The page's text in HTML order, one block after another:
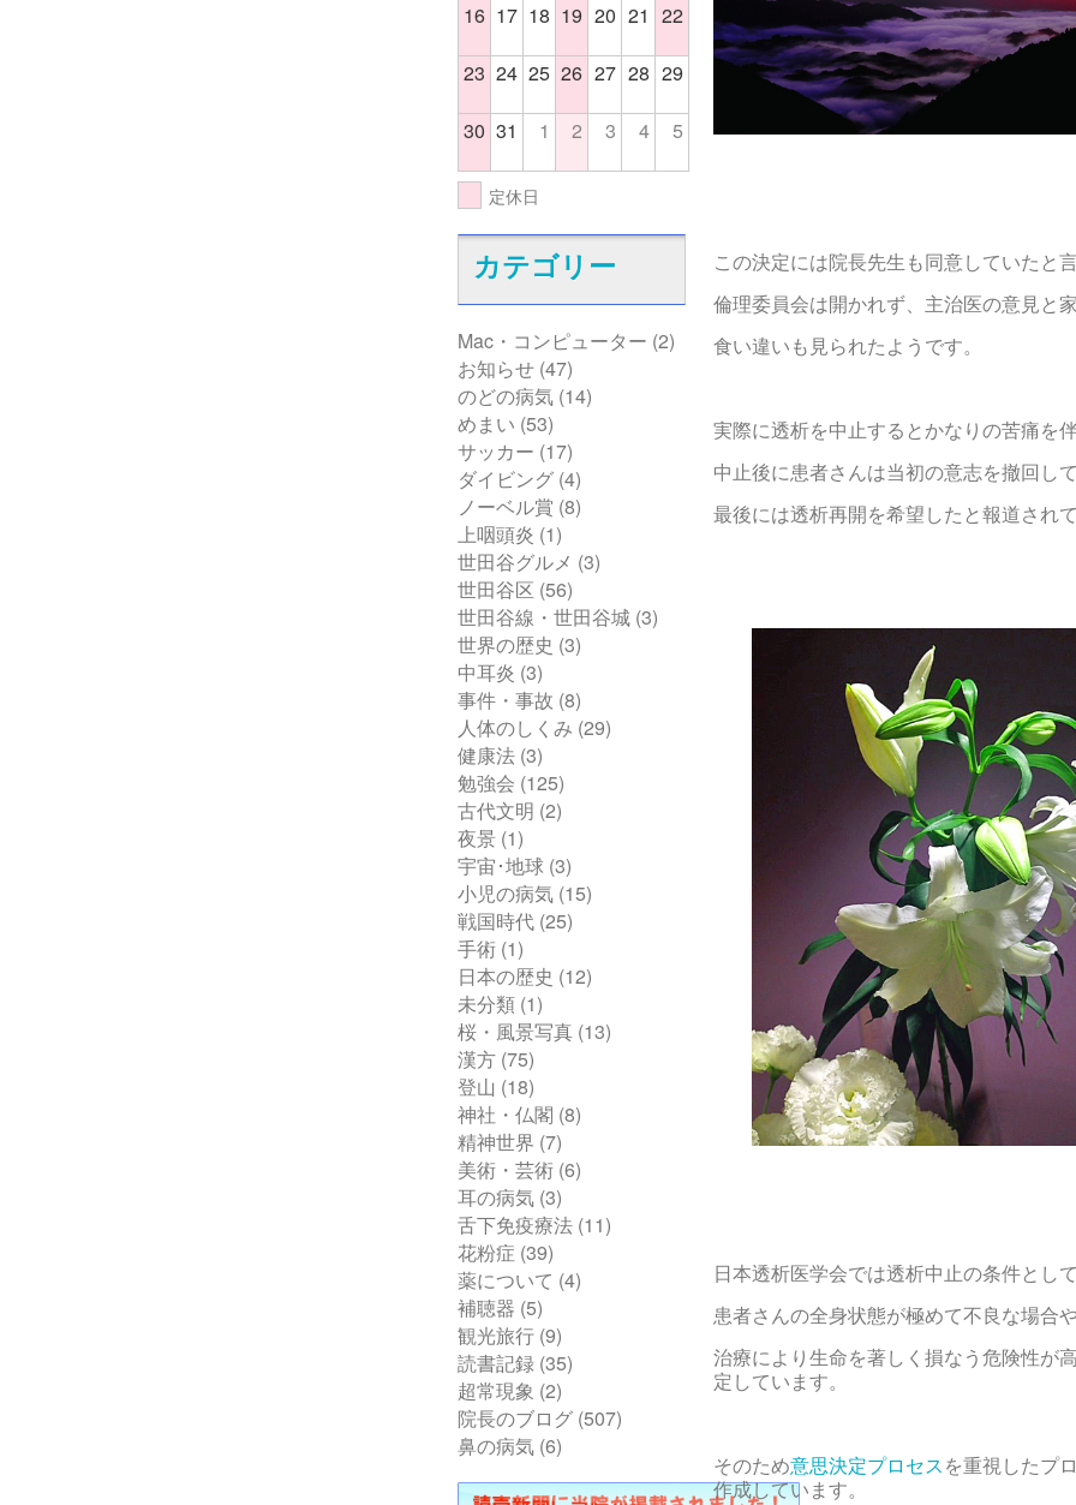
16 17 18 19 20 21 22
23 24 25 26 27 28 29
30 31 1 2 3 4 5
定休日
カテゴリー
Mac・コンピューター (2)
お知らせ (47)
のどの病気 (14)
めまい (53)
サッカー (17)
ダイビング (4)
ノーベル賞 (8)
上咽頭炎 (1)
世田谷グルメ (3)
世田谷区 (56)
世田谷線・世田谷城 (3)
世界の歴史 (3)
中耳炎 (3)
事件・事故 (8)
人体のしくみ (29)
健康法 (3)
勉強会 (125)
古代文明 (2)
夜景 (1)
宇宙･地球 (3)
小児の病気 (15)
戦国時代 (25)
手術 (1)
日本の歴史 (12)
未分類 (1)
桜・風景写真 (13)
漢方 (75)
登山 (18)
神社・仏閣 (8)
精神世界 (7)
美術・芸術 (6)
耳の病気 (3)
舌下免疫療法 (11)
花粉症 (39)
薬について (4)
補聴器 (5)
観光旅行 (9)
読書記録 (35)
超常現象 (2)
院長のブログ (507)
鼻の病気 (6)
この決定には院長先生も同意していたと
倫理委員会は開かれず、主治医の意見と
食い違いも見られたようです。
実際に透析を中止するとかなりの苦痛を
中止後に患者さんは当初の意志を撤回し
最後には透析再開を希望したと報道され
日本透析医学会では透析中止の条件とし
患者さんの全身状態が極めて不良な場合
治療により生命を著しく損なう危険性が
定しています。
そのため意思決定プロセスを重視したプ
作成しています。